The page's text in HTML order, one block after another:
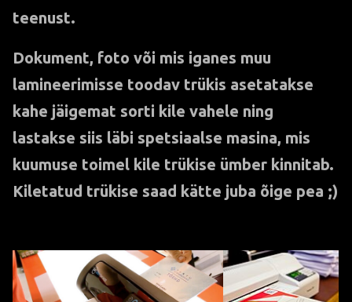
teenust.
Dokument, foto või mis iganes muu
lamineerimisse toodav trükis asetatakse
kahe jäigemat sorti kile vahele ning
lastakse siis läbi spetsiaalse masina, mis
kuumuse toimel kile trükise ümber kinnitab.
Kiletatud trükise saad kätte juba õige pea ;)